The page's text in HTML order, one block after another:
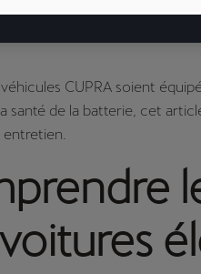
CUPRA soient
santé de la batterie, cet
entretien.